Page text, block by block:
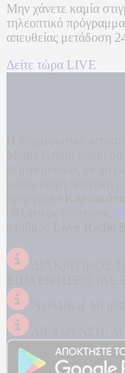
Μην χάνετε καμία
τηλεοπτικό
απευθείας μετάδοση
Δείτε τώρα LIVE